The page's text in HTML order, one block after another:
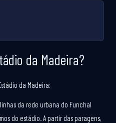
da Madeira?
da Madeira:
da rede urbana do Funchal
do estádio. A partir das paragens,